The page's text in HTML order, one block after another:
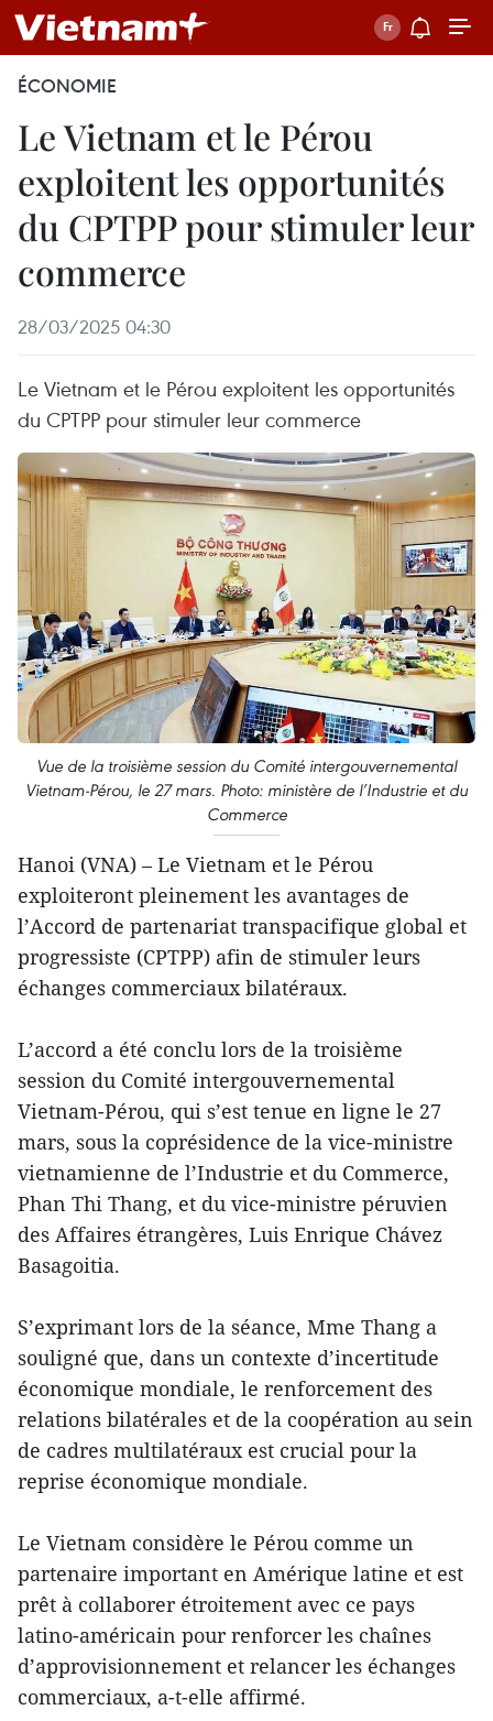
ÉCONOMIE
Le Vietnam et le Pérou
exploitent les opportunités
du CPTPP pour stimuler leur
commerce
28/03/2025 04:30
Le Vietnam et le Pérou exploitent les opportunités
du CPTPP pour stimuler leur commerce
Vue de la troisième session du Comité intergouvernemental
Vietnam-Pérou, le 27 mars. Photo: ministère de l’Industrie et du
Commerce
Hanoi (VNA) – Le Vietnam et le Pérou
exploiteront pleinement les avantages de
l’Accord de partenariat transpacifique global et
progressiste (CPTPP) afin de stimuler leurs
échanges commerciaux bilatéraux.
L’accord a été conclu lors de la troisième
session du Comité intergouvernemental
Vietnam-Pérou, qui s’est tenue en ligne le 27
mars, sous la coprésidence de la vice-ministre
vietnamienne de l’Industrie et du Commerce,
Phan Thi Thang, et du vice-ministre péruvien
des Affaires étrangères, Luis Enrique Chávez
Basagoitia.
S’exprimant lors de la séance, Mme Thang a
souligné que, dans un contexte d’incertitude
économique mondiale, le renforcement des
relations bilatérales et de la coopération au sein
de cadres multilatéraux est crucial pour la
reprise économique mondiale.
Le Vietnam considère le Pérou comme un
partenaire important en Amérique latine et est
prêt à collaborer étroitement avec ce pays
latino-américain pour renforcer les chaînes
d’approvisionnement et relancer les échanges
commerciaux, a-t-elle affirmé.